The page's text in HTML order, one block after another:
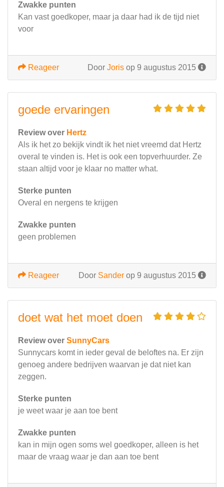
Zwakke punten
Kan vast goedkoper, maar ja daar had ik de tijd niet
voor
Door Joris op 9 augustus 2015
Reageer
goede ervaringen
Review over Hertz
Als ik het zo bekijk vindt ik het niet vreemd dat Hertz
overal te vinden is. Het is ook een topverhuurder. Ze
staan altijd voor je klaar no matter what.
Sterke punten
Overal en nergens te krijgen
Zwakke punten
geen problemen
Door Sander op 9 augustus 2015
Reageer
doet wat het moet doen
Review over SunnyCars
Sunnycars komt in ieder geval de beloftes na. Er zijn
genoeg andere bedrijven waarvan je dat niet kan
zeggen.
Sterke punten
je weet waar je aan toe bent
Zwakke punten
kan in mijn ogen soms wel goedkoper, alleen is het
maar de vraag waar je dan aan toe bent